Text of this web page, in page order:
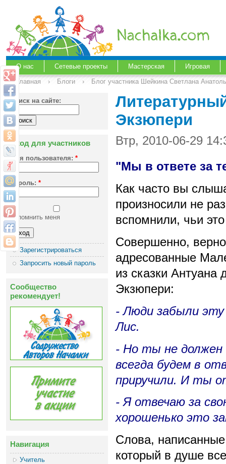
О нас Сетевые проекты Мастерская
Игровая
Главная
› Блоги › Блог участника Шейкина Светлана
Поиск на сайте:
Вход для участников
Имя пользователя: *
Пароль: *
Запомнить меня
Зарегистрироваться
Запросить новый пароль
Сообщество
рекомендует!
Навигация
Учитель
Экзюпери
Втр, 2010-06-29
"Мы в ответе за
Как часто вы
произносили не
вспомнили, чьи
Совершенно,
адресованные
из сказки Антуана
Экзюпери:
- Люди забыли эту
Лис.
- Но ты не
всегда будем в
приручили. И ты
- Я отвечаю за
хорошенько это
Слова,
который в душе